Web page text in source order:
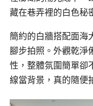
藏在巷弄裡的白色秘
簡約的白牆搭配面海
腳步拍照。外觀乾淨
性，整體氛圍簡單卻
線當背景，真的隨便